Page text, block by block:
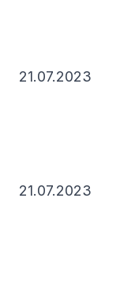
21.07.2023
21.07.2023